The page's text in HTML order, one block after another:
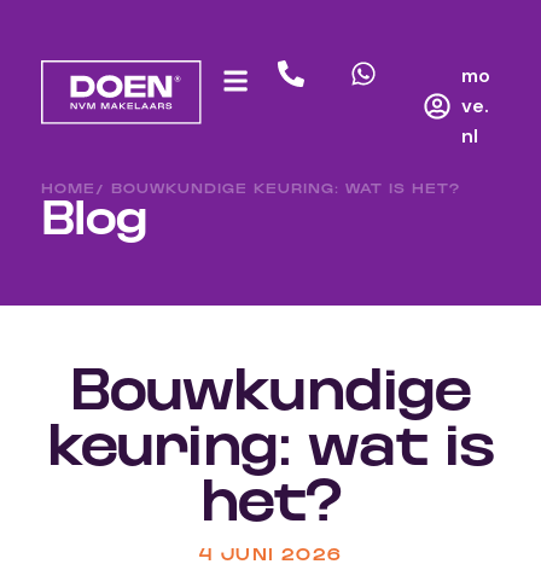
mo
ve.
nl
HOME / BOUWKUNDIGE KEURING: WAT IS HET?
Blog
Bouwkundige
keuring: wat is
het?
4 JUNI 2026